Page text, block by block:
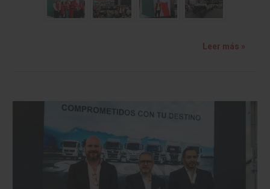
Leer más »